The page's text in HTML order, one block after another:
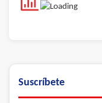
Suscríbete